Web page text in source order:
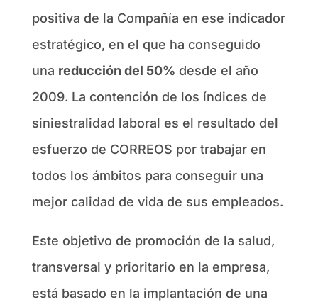
positiva de la Compañía en ese indicador
estratégico, en el que ha conseguido
una reducción del 50% desde el año
2009. La contención de los índices de
siniestralidad laboral es el resultado del
esfuerzo de CORREOS por trabajar en
todos los ámbitos para conseguir una
mejor calidad de vida de sus empleados.
Este objetivo de promoción de la salud,
transversal y prioritario en la empresa,
está basado en la implantación de una